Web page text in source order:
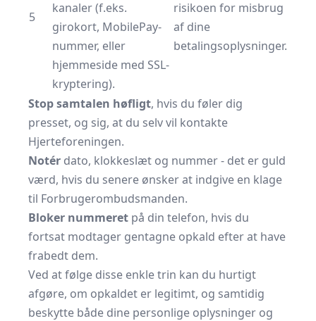
5
kanaler (f.eks.
girokort, MobilePay-
nummer, eller
hjemmeside med SSL-
kryptering).
risikoen for misbrug
af dine
betalingsoplysninger.
Stop samtalen høfligt, hvis du føler dig
presset, og sig, at du selv vil kontakte
Hjerteforeningen.
Notér dato, klokkeslæt og nummer - det er guld
værd, hvis du senere ønsker at indgive en klage
til Forbrugerombudsmanden.
Bloker nummeret på din telefon, hvis du
fortsat modtager gentagne opkald efter at have
frabedt dem.
Ved at følge disse enkle trin kan du hurtigt
afgøre, om opkaldet er legitimt, og samtidig
beskytte både dine personlige oplysninger og